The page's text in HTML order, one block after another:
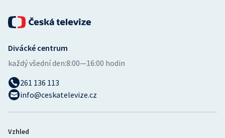
Divácké centrum
každý všední den:8:00—16:00 hodin
261 136 113
info@ceskatelevize.cz
Vzhled